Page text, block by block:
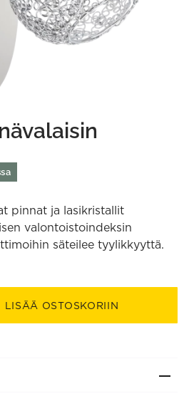
pinnat ja lasikristallit
valontoistoindeksin
säteilee tyylikkyyttä.
LISÄÄ OSTOSKORIIN